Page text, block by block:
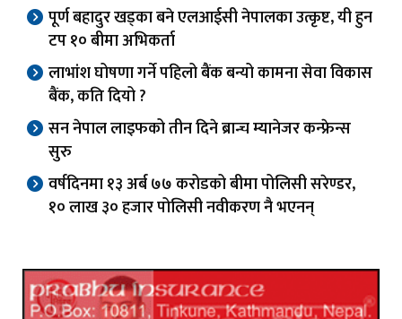
पूर्ण बहादुर खड्का बने एलआईसी नेपालका उत्कृष्ट, यी हुन
टप १० बीमा अभिकर्ता
लाभांश घोषणा गर्ने पहिलो बैंक बन्यो कामना सेवा विकास
बैंक, कति दियो ?
सन नेपाल लाइफको तीन दिने ब्रान्च म्यानेजर कन्फ्रेन्स
सुरु
वर्षदिनमा १३ अर्ब ७७ करोडको बीमा पोलिसी सरेण्डर,
१० लाख ३० हजार पोलिसी नवीकरण नै भएनन्